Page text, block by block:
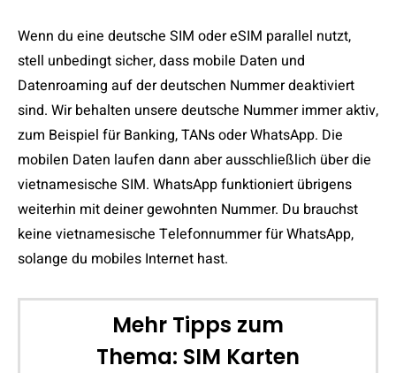
Wenn du eine deutsche SIM oder eSIM parallel nutzt,
stell unbedingt sicher, dass mobile Daten und
Datenroaming auf der deutschen Nummer deaktiviert
sind. Wir behalten unsere deutsche Nummer immer aktiv,
zum Beispiel für Banking, TANs oder WhatsApp. Die
mobilen Daten laufen dann aber ausschließlich über die
vietnamesische SIM. WhatsApp funktioniert übrigens
weiterhin mit deiner gewohnten Nummer. Du brauchst
keine vietnamesische Telefonnummer für WhatsApp,
solange du mobiles Internet hast.
Mehr Tipps zum
Thema: SIM Karten